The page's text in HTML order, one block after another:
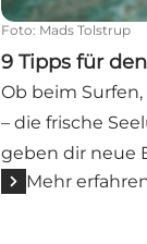
Foto: Mads Tolstrup
9 Tipps für
Ob beim
– die frische
geben dir neue
Mehr